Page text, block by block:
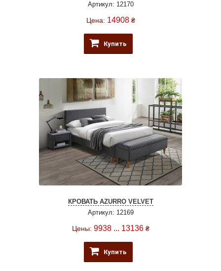
Артикул: 12170
Цена: 14908 ₴
Купить
КРОВАТЬ AZURRO VELVET
Артикул: 12169
Цены: 9938 ... 13136 ₴
Купить